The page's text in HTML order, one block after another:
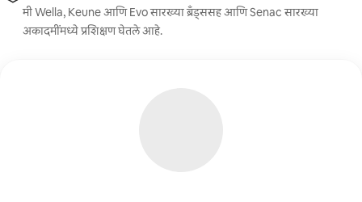
मी Wella, Keune आणि Evo सारख्या ब्रँड्ससह आणि Senac सारख्या
अकादमींमध्ये प्रशिक्षण घेतले आहे.